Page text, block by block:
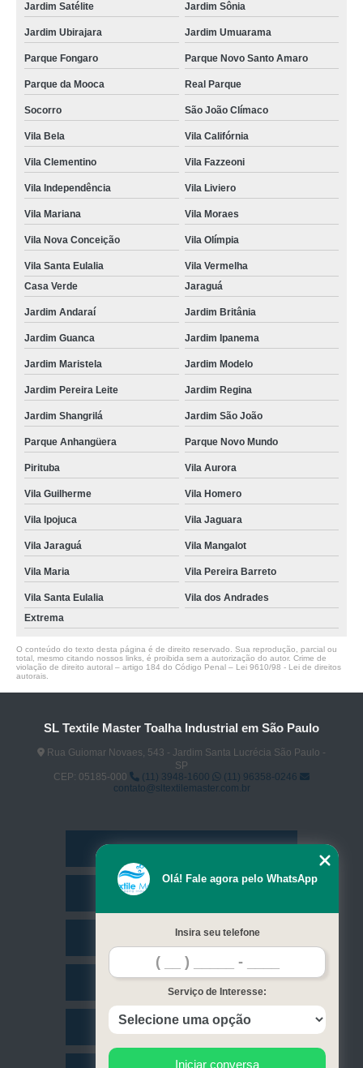
Jardim Satélite Jardim Sônia
Jardim Ubirajara Jardim Umuarama
Parque Fongaro Parque Novo Santo Amaro
Parque da Mooca Real Parque
Socorro São João Clímaco
Vila Bela Vila Califórnia
Vila Clementino Vila Fazzeoni
Vila Independência Vila Liviero
Vila Mariana Vila Moraes
Vila Nova Conceição Vila Olímpia
Vila Santa Eulalia
Vila Vermelha
Casa Verde
Jaraguá
Jardim Andaraí Jardim Britânia
Jardim Guanca Jardim Ipanema
Jardim Maristela Jardim Modelo
Jardim Pereira Leite Jardim Regina
Jardim Shangrilá Jardim São João
Parque Anhangüera Parque Novo Mundo
Pirituba Vila Aurora
Vila Guilherme Vila Homero
Vila Ipojuca Vila Jaguara
Vila Jaraguá Vila Mangalot
Vila Maria Vila Pereira Barreto
Vila Santa Eulalia
Vila dos Andrades
Extrema
O conteúdo do texto desta página é de direito reservado. Sua reprodução, parcial ou
total, mesmo citando nossos links, é proibida sem a autorização do autor. Crime de
violação de direito autoral – artigo 184 do Código Penal – Lei 9610/98 - Lei de direitos
autorais
SL Textile Master Toalha Industrial em São Paulo
Rua Guiomar Novaes, 543 - Jardim Santa Lucrécia São Paulo -
SP
CEP: 05185-000
(11) 3948-1600
(11) 96358-0246
contato@sltextilemaster.com.br
Missão
Contato
Olá! Fale agora pelo WhatsApp
Insira seu telefone
Serviço de Interesse:
Iniciar conversa